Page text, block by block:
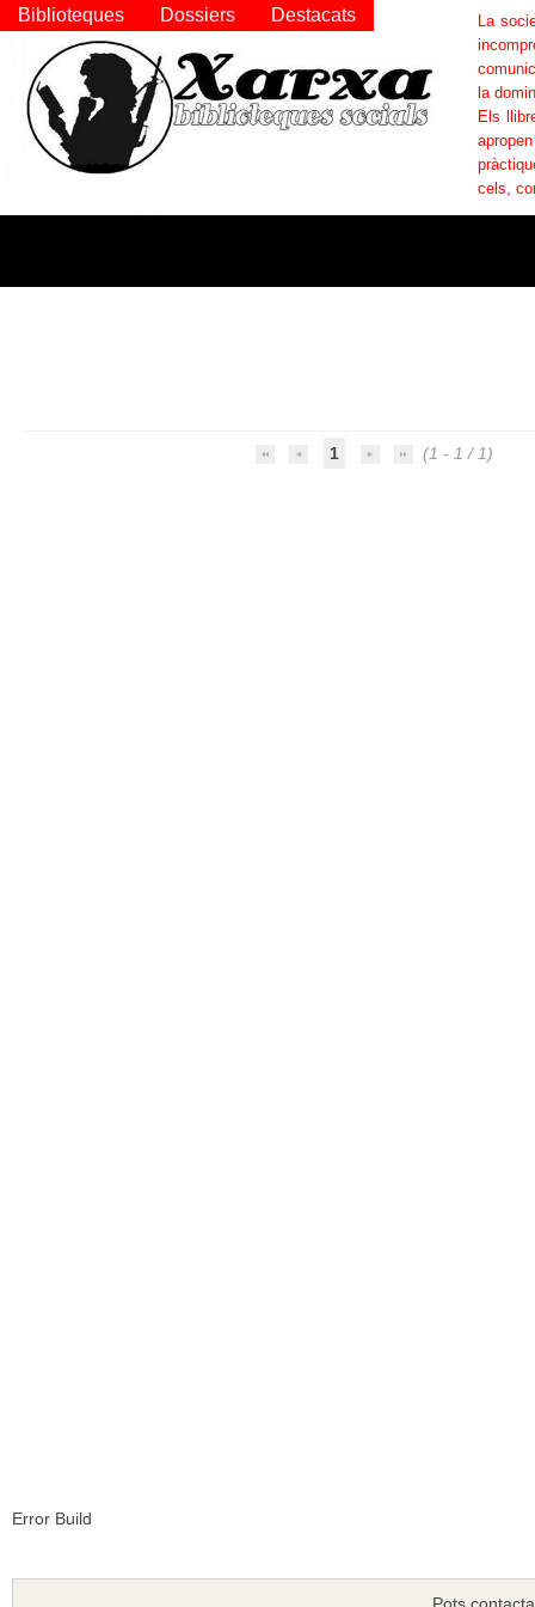
1 (1 - 1 / 1)
Error Build
La
la
Els
cels,
Biblioteques Dossiers Destacats